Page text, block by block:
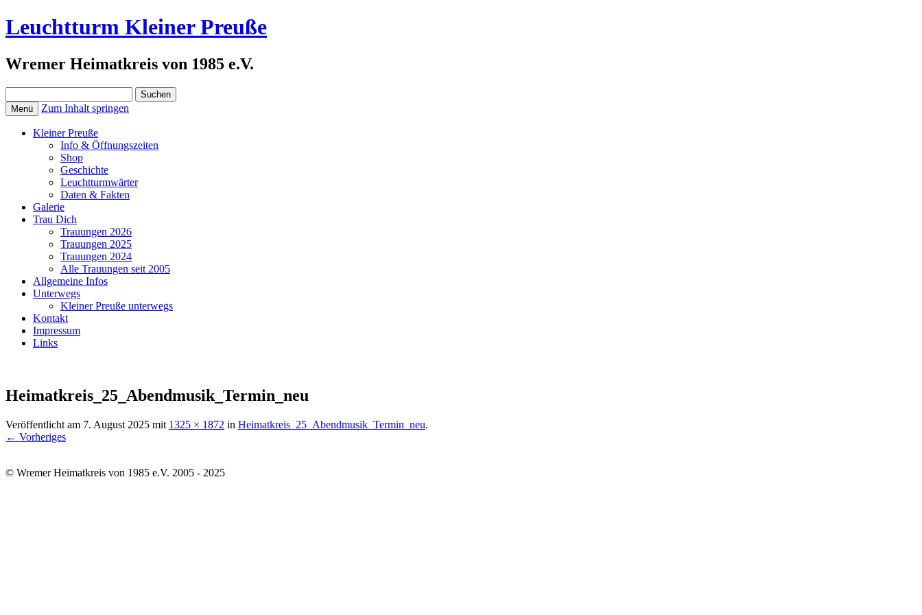
Leuchtturm Kleiner Preuße
Wremer Heimatkreis von 1985 e.V.
nach:
Menü Zum Inhalt springen
Kleiner Preuße
Info & Öffnungszeiten
Shop
Geschichte
Leuchtturmwärter
Daten & Fakten
Galerie
Trau Dich
Trauungen 2026
Trauungen 2025
Trauungen 2024
Alle Trauungen seit 2005
Allgemeine Infos
Unterwegs
Kleiner Preuße unterwegs
Kontakt
Impressum
Links
Heimatkreis_25_Abendmusik_Termin_neu
Veröffentlicht am 7. August 2025 mit 1325 × 1872 in Heimatkreis_25_Abendmusik_Termin_neu.
← Vorheriges
© Wremer Heimatkreis von 1985 e.V. 2005 - 2025